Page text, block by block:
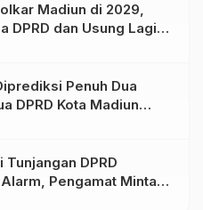
Madiun di 2029,
DPRD dan Usung Lagi
Penuh Dua
DPRD Kota Madiun
Penanganan
Tunjangan DPRD
Pengamat Minta
Tata Kelola